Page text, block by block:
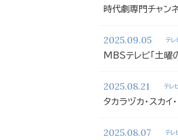
時代劇専門チャン
2025.09.05 テレ
MBSテレビ「土曜
2025.08.21 テレ
タカラヅカ・スカ
2025.08.07 テレ